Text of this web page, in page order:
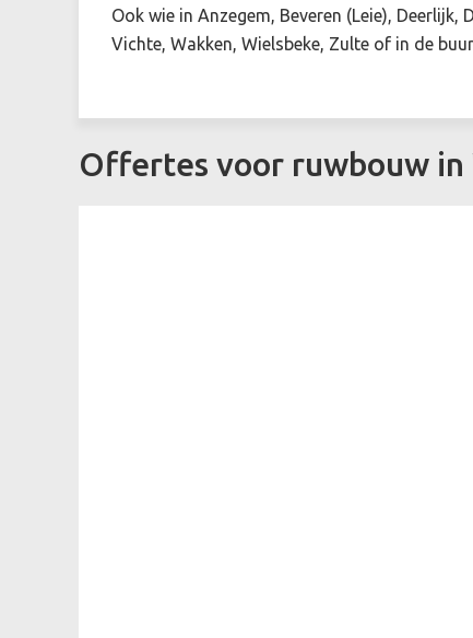
Ook wie in Anzegem, Beveren (Leie),
Vichte, Wakken, Wielsbeke, Zulte of in de
Offertes voor ruwbouw in